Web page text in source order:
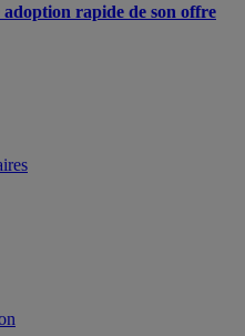
rapide de son offre